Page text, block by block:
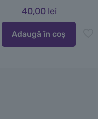
40,00 lei
Adaugă în coș